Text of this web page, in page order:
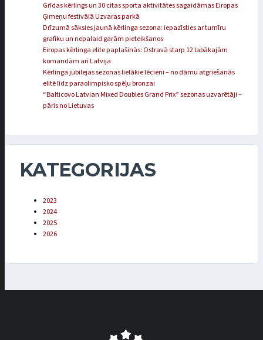
Grīdas kērlings un 30 citas sporta aktivitātes sagaidāmas Eiropas
Ģimeņu festivālā Uzvaras parkā
Drīzumā sāksies jaunā kērlinga sezona: iepazīsties ar turnīru
grafiku un nepalaid garām pieteikšanos
Eiropas kērlinga elite paplašinās: Ostravā starp 12 labākajām
komandām arī Latvija
Kērlinga jubilejas sezonas lielākie lēcieni – no dāmu atgriešanās
elitē līdz paraolimpisko spēļu bronzai
“Balticovo Latvian Mixed Doubles Grand Prix” sezonas uzvarētāji –
pāris no Lietuvas
KATEGORIJAS
2023
2024
2025
2026